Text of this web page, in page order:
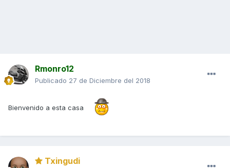
Rmonro12
Publicado 27 de Diciembre del 2018
Bienvenido a esta casa
Txingudi